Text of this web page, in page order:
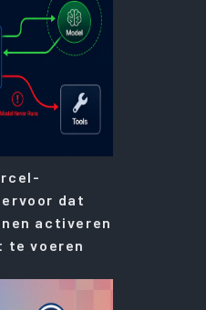
dat
activeren
te voeren